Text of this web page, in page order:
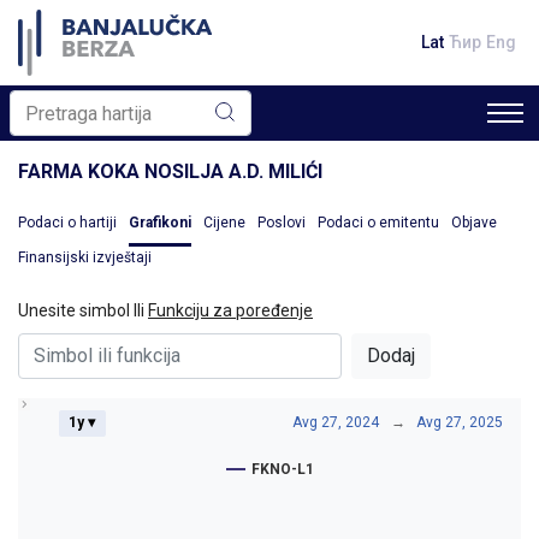
Lat Ћир Eng
FARMA KOKA NOSILJA A.D. MILIĆI
Podaci o hartiji Grafikoni Cijene Poslovi Podaci o emitentu Objave
Finansijski izvještaji
Unesite simbol Ili Funkciju za poređenje
Dodaj
1y ▾ Avg 27, 2024 → Avg 27, 2025
FKNO-L1